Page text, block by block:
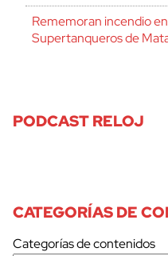
Rememoran incendio
Supertanqueros de
PODCAST RELOJ
CATEGORÍAS DE
Categorías de contenidos